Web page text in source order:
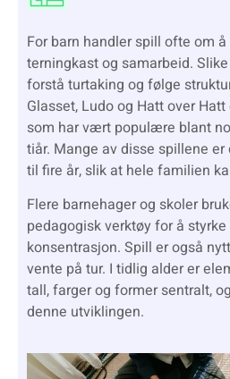
For barn handler spill ofte om
terningkast og samarbeid.
forstå turtaking og følge
Glasset, Ludo og Hatt over
som har vært populære blant
tiår. Mange av disse spillene
til fire år, slik at hele familien
Flere barnehager og skoler
pedagogisk verktøy for å
konsentrasjon. Spill er også
vente på tur. I tidlig alder er
tall, farger og former sentralt,
denne utviklingen.